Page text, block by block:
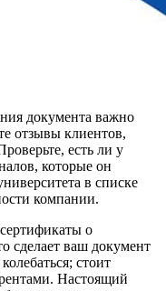
документа важно
отзывы клиентов,
есть ли у
которые он
в списке
компании.
о
сделает ваш документ
стоит
Настоящий